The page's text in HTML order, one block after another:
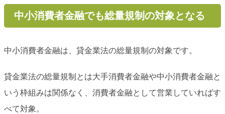
中小消費者金融でも総量規制の対象となる
中小消費者金融は、貸金業法の総量規制の対象です。
貸金業法の総量規制とは大手消費者金融や中小消費者金融と
いう枠組みは関係なく、消費者金融として営業していればす
べて対象。